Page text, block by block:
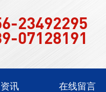
23492295
07128191
讯 在线留言